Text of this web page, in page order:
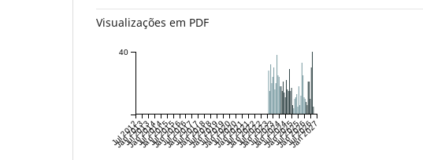
Visualizações em PDF
Jul 2012
Jan 2013
Jul 2013
Jan 2014
Jul 2014
Jan 2015
Jul 2015
Jan 2016
Jul 2016
Jan 2017
Jul 2017
Jan 2018
Jul 2018
Jan 2019
Jul 2019
Jan 2020
Jul 2020
Jan 2021
Jul 2021
Jan 2022
Jul 2022
Jan 2023
Jul 2023
Jan 2024
Jul 2024
Jan 2025
Jul 2025
Jan 2026
Jul 2026
Jan 2027
40